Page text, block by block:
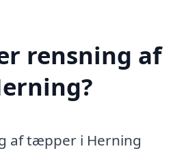
rensning af
af tæpper i Herning